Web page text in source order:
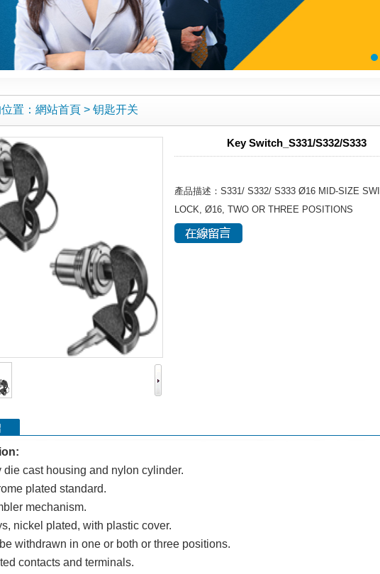
置： 網站首頁> 钥匙开关
Key Switch_S331/S332/S333
產品描述：S331/ S332/ S333 Ø16 MID-SIZE
LOCK, Ø16, TWO OR THREE POSITIONS
die cast housing and nylon cylinder.
plated standard.
mechanism.
nickel plated, with plastic cover.
withdrawn in one or both or three positions.
contacts and terminals.